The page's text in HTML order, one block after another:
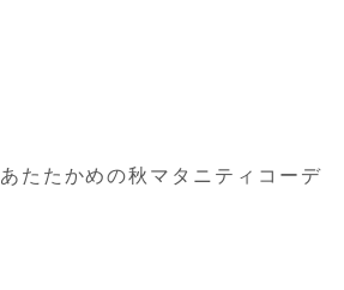
あたたかめの秋マタニティコーデ